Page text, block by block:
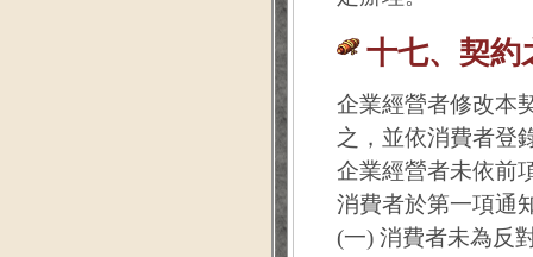
十七、契約
企業經營者修改本
之，並依消費者登
企業經營者未依前
消費者於第一項通
(一) 消費者未為反